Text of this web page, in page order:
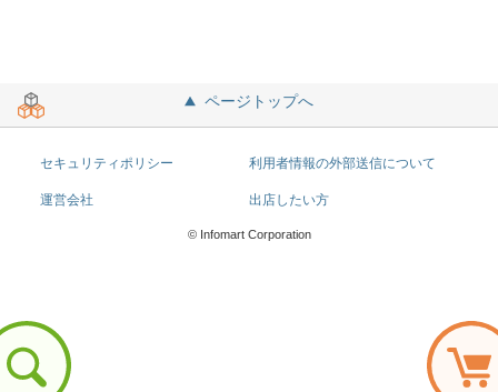
ページトップへ
セキュリティポリシー 利用者情報の外部送信について
運営会社 出店したい方
© Infomart Corporation